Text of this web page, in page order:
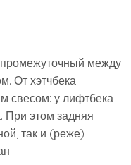
промежуточный между
От хэтчбека
свесом: у лифтбека
При этом задняя
так и (реже)